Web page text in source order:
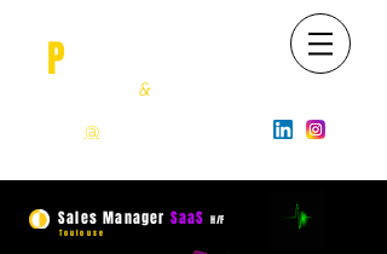
P
&
@opossum-job.com
Sales Manager SaaS H/F
Toulouse